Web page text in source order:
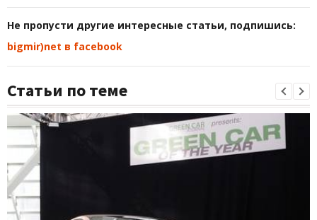
Не пропусти другие интересные статьи, подпишись:
bigmir)net в facebook
Статьи по теме